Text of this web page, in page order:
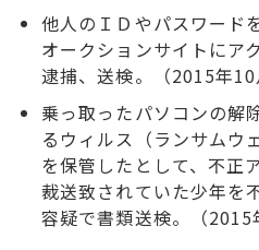
他人のＩＤやパスワード
オークションサイトにア
逮捕、送検。（2015年10
乗っ取ったパソコンの解
るウィルス（ランサムウ
を保管したとして、不正
裁送致されていた少年を
容疑で書類送検。（2015